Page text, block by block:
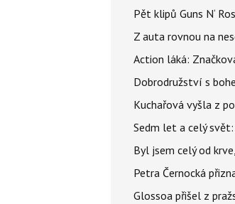
Pět klipů Guns N‘
Z auta rovnou na
Action láká:
Dobrodružství s
Kuchařová vyšla z
Sedm let a celý
Byl jsem celý od
Petra Černocká
Glossoa přišel z